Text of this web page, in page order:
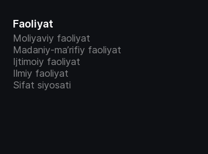
Faoliyat
Moliyaviy faoliyat
Madaniy-ma’rifiy faoliyat
Ijtimoiy faoliyat
Ilmiy faoliyat
Sifat siyosati